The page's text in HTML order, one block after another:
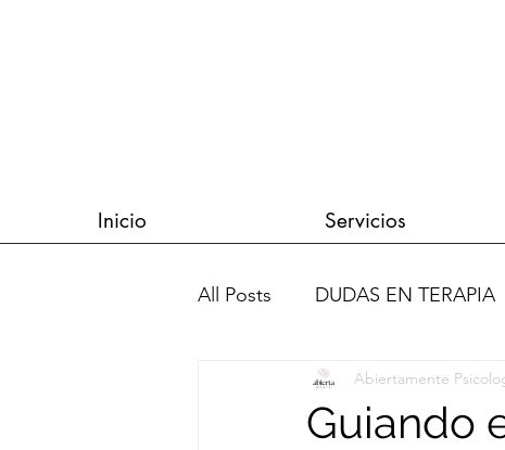
Inicio Servicios
All Posts DUDAS EN TERAPIA
Guiando
Abiertamente